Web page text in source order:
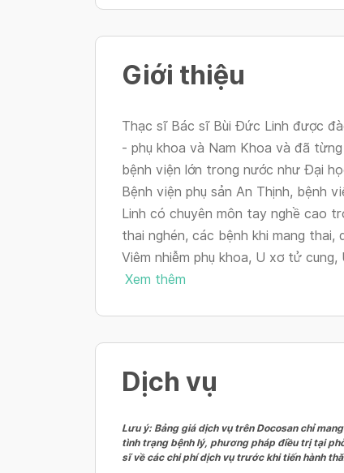
Giới thiệu
Thạc sĩ Bác sĩ Bùi Đức Linh được
- phụ khoa và Nam Khoa và đã
bệnh viện lớn trong nước như Đại
Bệnh viện phụ sản An Thịnh, bệnh
Linh có chuyên môn tay nghề cao
thai nghén, các bệnh khi mang
Viêm nhiễm phụ khoa, U xơ tử
Xem thêm
Dịch vụ
Lưu ý: Bảng giá dịch vụ trên Docosan chỉ
tình trạng bệnh lý, phương pháp điều trị tại
sĩ về các chi phí dịch vụ trước khi tiến hành